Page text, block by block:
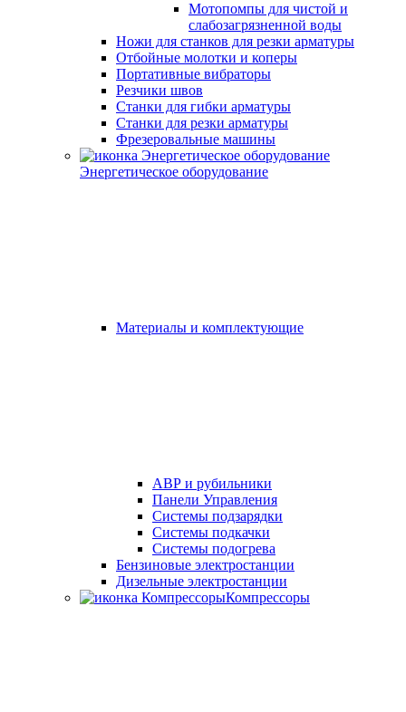
Мотопомпы для чистой и
слабозагрязненной воды
Ножи для станков для резки арматуры
Отбойные молотки и коперы
Портативные вибраторы
Резчики швов
Станки для гибки арматуры
Станки для резки арматуры
Фрезеровальные машины
Энергетическое оборудование
Материалы и комплектующие
АВР и рубильники
Панели Управления
Системы подзарядки
Системы подкачки
Системы подогрева
Бензиновые электростанции
Дизельные электростанции
Компрессоры